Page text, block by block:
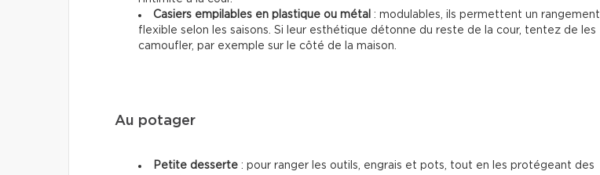
Casiers empilables en plastique ou métal : modulables, ils permettent un rangement
flexible selon les saisons. Si leur esthétique détonne du reste de la cour, tentez de les
camoufler, par exemple sur le côté de la maison.
Au potager
Petite desserte : pour ranger les outils, engrais et pots, tout en les protégeant des